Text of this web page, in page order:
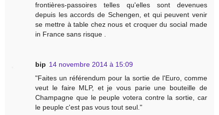
frontières-passoires telles qu'elles sont devenues
depuis les accords de Schengen, et qui peuvent venir
se mettre à table chez nous et croquer du social made
in France sans risque .
bip 14 novembre 2014 à 15:09
"Faites un référendum pour la sortie de l'Euro, comme
veut le faire MLP, et je vous parie une bouteille de
Champagne que le peuple votera contre la sortie, car
le peuple c'est pas vous tout seul."